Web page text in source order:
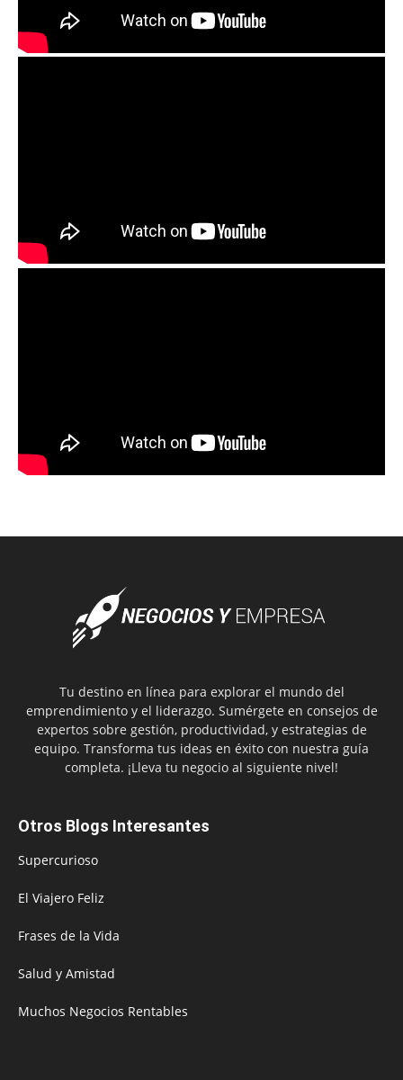
Tu destino en línea para explorar el mundo del
emprendimiento y el liderazgo. Sumérgete en consejos de
expertos sobre gestión, productividad, y estrategias de
equipo. Transforma tus ideas en éxito con nuestra guía
completa. ¡Lleva tu negocio al siguiente nivel!
Otros Blogs Interesantes
Supercurioso
El Viajero Feliz
Frases de la Vida
Salud y Amistad
Muchos Negocios Rentables